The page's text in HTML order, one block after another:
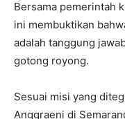
Bersama pemerintah
ini membuktikan
adalah tanggung
gotong royong.
Sesuai misi yang
Anggraeni di